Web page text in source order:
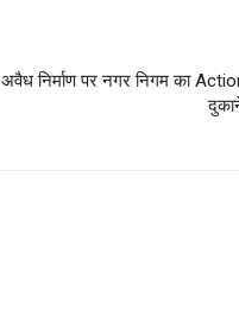
अवैध निर्माण पर नगर निगम का